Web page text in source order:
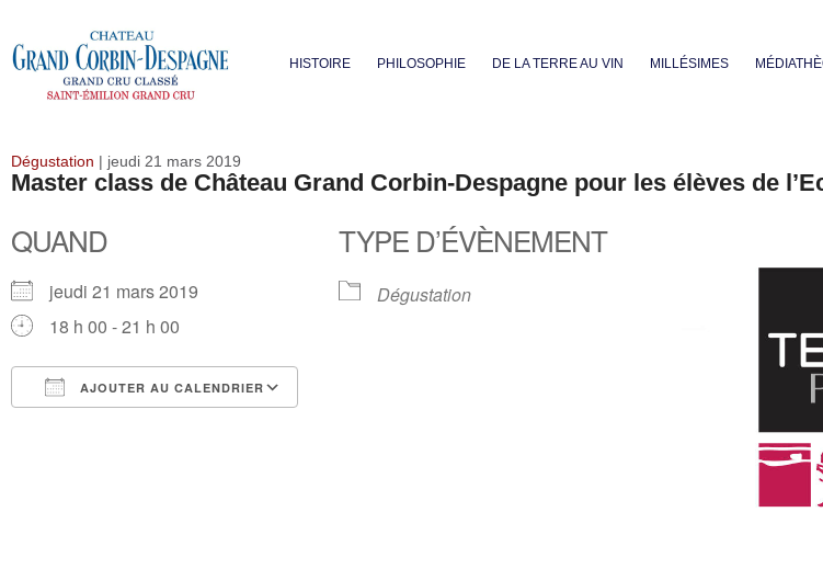
HISTOIRE PHILOSOPHIE DE LA TERRE AU VIN MILLÉSIMES
Dégustation | jeudi 21 mars 2019
Master class de Château Grand Corbin-Despagne pour les élèves de
QUAND
jeudi 21 mars 2019
18 h 00 - 21 h 00
AJOUTER AU CALENDRIER
TYPE D’ÉVÈNEMENT
Dégustation